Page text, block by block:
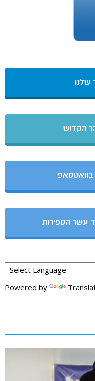
שלנו
הקדוש
בוואטסאפ
עשר הספירות
Powered by